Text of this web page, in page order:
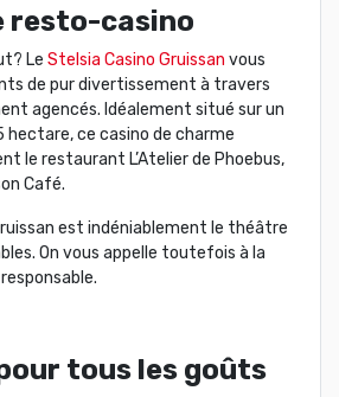
resto-casino
Le Stelsia Casino Gruissan vous
de pur divertissement à travers
agencés. Idéalement situé sur un
hectare, ce casino de charme
le restaurant L’Atelier de Phoebus,
Café.
est indéniablement le théâtre
On vous appelle toutefois à la
tous les goûts